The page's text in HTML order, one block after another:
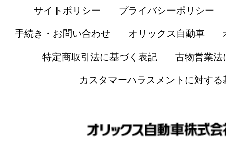
サイトポリシー プライバシーポリシー
手続き・お問い合わせ オリックス自動車
特定商取引法に基づく表記 古物営業法
カスタマーハラスメントに対する